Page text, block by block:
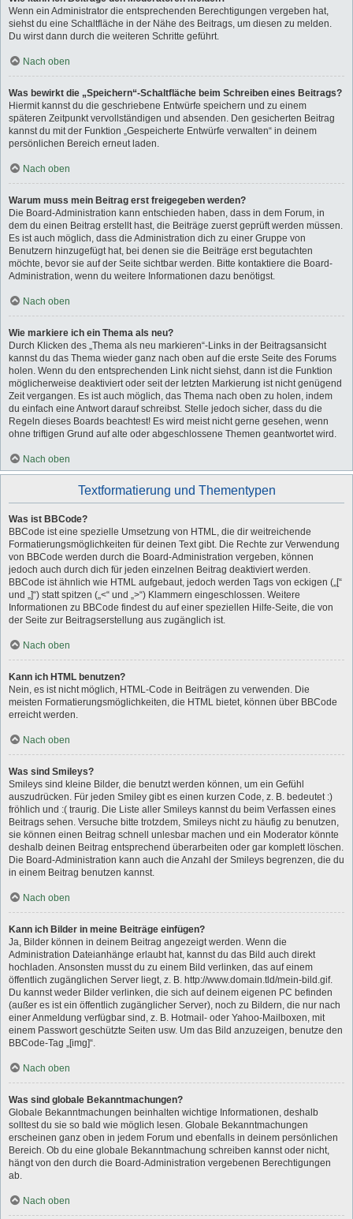
Wenn ein Administrator die entsprechenden Berechtigungen vergeben hat,
siehst du eine Schaltfläche in der Nähe des Beitrags, um diesen zu melden.
Du wirst dann durch die weiteren Schritte geführt.
Nach oben
Was bewirkt die „Speichern“-Schaltfläche beim Schreiben eines Beitrags?
Hiermit kannst du die geschriebene Entwürfe speichern und zu einem
späteren Zeitpunkt vervollständigen und absenden. Den gesicherten Beitrag
kannst du mit der Funktion „Gespeicherte Entwürfe verwalten“ in deinem
persönlichen Bereich erneut laden.
Nach oben
Warum muss mein Beitrag erst freigegeben werden?
Die Board-Administration kann entschieden haben, dass in dem Forum, in
dem du einen Beitrag erstellt hast, die Beiträge zuerst geprüft werden müssen.
Es ist auch möglich, dass die Administration dich zu einer Gruppe von
Benutzern hinzugefügt hat, bei denen sie die Beiträge erst begutachten
möchte, bevor sie auf der Seite sichtbar werden. Bitte kontaktiere die Board-
Administration, wenn du weitere Informationen dazu benötigst.
Nach oben
Wie markiere ich ein Thema als neu?
Durch Klicken des „Thema als neu markieren“-Links in der Beitragsansicht
kannst du das Thema wieder ganz nach oben auf die erste Seite des Forums
holen. Wenn du den entsprechenden Link nicht siehst, dann ist die Funktion
möglicherweise deaktiviert oder seit der letzten Markierung ist nicht genügend
Zeit vergangen. Es ist auch möglich, das Thema nach oben zu holen, indem
du einfach eine Antwort darauf schreibst. Stelle jedoch sicher, dass du die
Regeln dieses Boards beachtest! Es wird meist nicht gerne gesehen, wenn
ohne triftigen Grund auf alte oder abgeschlossene Themen geantwortet wird.
Nach oben
Textformatierung und Thementypen
Was ist BBCode?
BBCode ist eine spezielle Umsetzung von HTML, die dir weitreichende
Formatierungsmöglichkeiten für deinen Text gibt. Die Rechte zur Verwendung
von BBCode werden durch die Board-Administration vergeben, können
jedoch auch durch dich für jeden einzelnen Beitrag deaktiviert werden.
BBCode ist ähnlich wie HTML aufgebaut, jedoch werden Tags von eckigen („[“
und „]“) statt spitzen („<“ und „>“) Klammern eingeschlossen. Weitere
Informationen zu BBCode findest du auf einer speziellen Hilfe-Seite, die von
der Seite zur Beitragserstellung aus zugänglich ist.
Nach oben
Kann ich HTML benutzen?
Nein, es ist nicht möglich, HTML-Code in Beiträgen zu verwenden. Die
meisten Formatierungsmöglichkeiten, die HTML bietet, können über BBCode
erreicht werden.
Nach oben
Was sind Smileys?
Smileys sind kleine Bilder, die benutzt werden können, um ein Gefühl
auszudrücken. Für jeden Smiley gibt es einen kurzen Code, z. B. bedeutet :)
fröhlich und :( traurig. Die Liste aller Smileys kannst du beim Verfassen eines
Beitrags sehen. Versuche bitte trotzdem, Smileys nicht zu häufig zu benutzen,
sie können einen Beitrag schnell unlesbar machen und ein Moderator könnte
deshalb deinen Beitrag entsprechend überarbeiten oder gar komplett löschen.
Die Board-Administration kann auch die Anzahl der Smileys begrenzen, die du
in einem Beitrag benutzen kannst.
Nach oben
Kann ich Bilder in meine Beiträge einfügen?
Ja, Bilder können in deinem Beitrag angezeigt werden. Wenn die
Administration Dateianhänge erlaubt hat, kannst du das Bild auch direkt
hochladen. Ansonsten musst du zu einem Bild verlinken, das auf einem
öffentlich zugänglichen Server liegt, z. B. http://www.domain.tld/mein-bild.gif.
Du kannst weder Bilder verlinken, die sich auf deinem eigenen PC befinden
(außer es ist ein öffentlich zugänglicher Server), noch zu Bildern, die nur nach
einer Anmeldung verfügbar sind, z. B. Hotmail- oder Yahoo-Mailboxen, mit
einem Passwort geschützte Seiten usw. Um das Bild anzuzeigen, benutze den
BBCode-Tag „[img]“.
Nach oben
Was sind globale Bekanntmachungen?
Globale Bekanntmachungen beinhalten wichtige Informationen, deshalb
solltest du sie so bald wie möglich lesen. Globale Bekanntmachungen
erscheinen ganz oben in jedem Forum und ebenfalls in deinem persönlichen
Bereich. Ob du eine globale Bekanntmachung schreiben kannst oder nicht,
hängt von den durch die Board-Administration vergebenen Berechtigungen
ab.
Nach oben